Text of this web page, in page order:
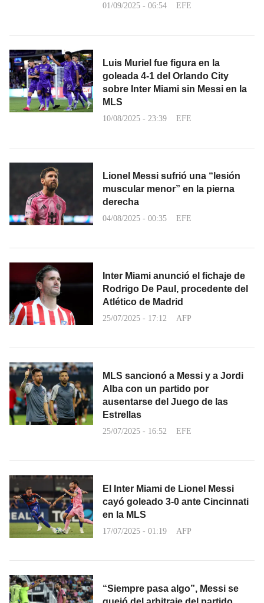
01/09/2025 - 06:54 EFE
Luis Muriel fue figura en la
goleada 4-1 del Orlando City
sobre Inter Miami sin Messi en la
MLS
10/08/2025 - 23:39 EFE
Lionel Messi sufrió una “lesión
muscular menor” en la pierna
derecha
04/08/2025 - 00:35 EFE
Inter Miami anunció el fichaje de
Rodrigo De Paul, procedente del
Atlético de Madrid
25/07/2025 - 17:12 AFP
MLS sancionó a Messi y a Jordi
Alba con un partido por
ausentarse del Juego de las
Estrellas
25/07/2025 - 16:52 EFE
El Inter Miami de Lionel Messi
cayó goleado 3-0 ante Cincinnati
en la MLS
17/07/2025 - 01:19 AFP
“Siempre pasa algo”, Messi se